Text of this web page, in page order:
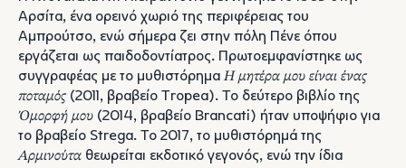
Αρσίτα, ένα ορεινό χωριό της περιφέρειας του
Αμπρούτσο, ενώ σήμερα ζει στην πόλη Πένε όπου
εργάζεται ως παιδοδοντίατρος. Πρωτοεμφανίστηκε ως
συγγραφέας με το μυθιστόρημα Η μητέρα μου είναι ένας
ποταμός(2011, βραβείο Tropea). Το δεύτερο βιβλίο της
Όμορφή μου (2014, βραβείο Brancati) ήταν υποψήφιο για
το βραβείο Strega. Το 2017, το μυθιστόρημά της
Αρμινούτα θεωρείται εκδοτικό γεγονός, ενώ την ίδια